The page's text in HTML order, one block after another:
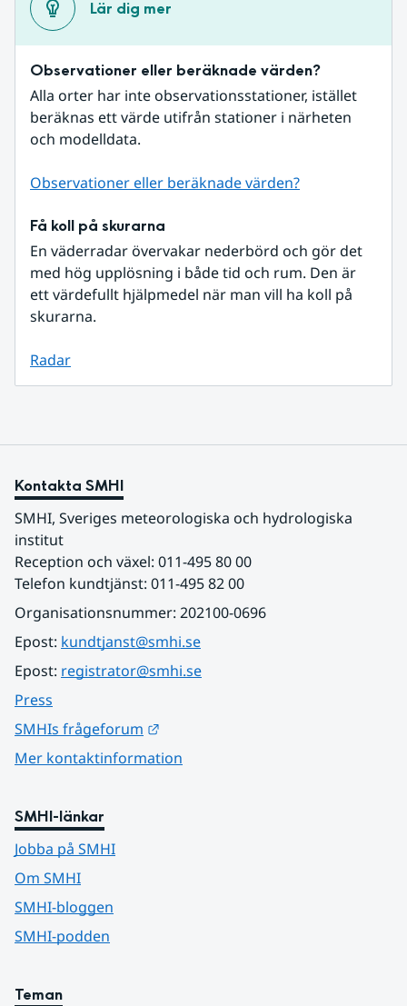
Lär dig mer
Observationer eller beräknade värden?
Alla orter har inte observationsstationer, istället
beräknas ett värde utifrån stationer i närheten
och modelldata.
Observationer eller beräknade värden?
Få koll på skurarna
En väderradar övervakar nederbörd och gör det
med hög upplösning i både tid och rum. Den är
ett värdefullt hjälpmedel när man vill ha koll på
skurarna.
Radar
Kontakta SMHI
SMHI, Sveriges meteorologiska och hydrologiska
institut
Reception och växel: 011-495 80 00
Telefon kundtjänst: 011-495 82 00
Organisationsnummer: 202100-0696
Epost: kundtjanst@smhi.se
Epost: registrator@smhi.se
Press
SMHIs frågeforum
Mer kontaktinformation
SMHI-länkar
Jobba på SMHI
Om SMHI
SMHI-bloggen
SMHI-podden
Teman